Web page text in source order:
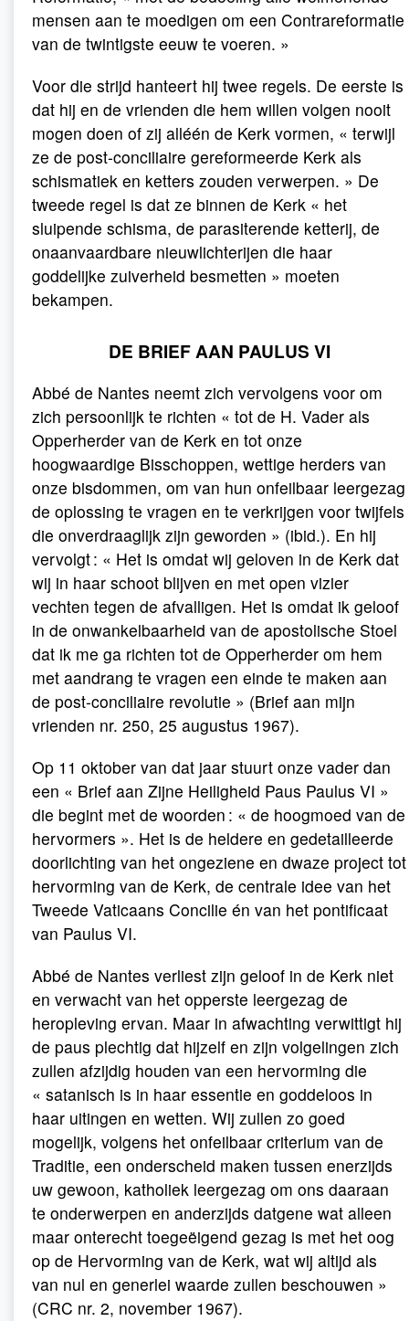
mensen aan te moedigen om een Contrareformatie
van de twintigste eeuw te voeren. »
Voor die strijd hanteert hij twee regels. De eerste is
dat hij en de vrienden die hem willen volgen nooit
mogen doen of zij alléén de Kerk vormen, « terwijl
ze de post-conciliaire gereformeerde Kerk als
schismatiek en ketters zouden verwerpen. » De
tweede regel is dat ze binnen de Kerk « het
sluipende schisma, de parasiterende ketterij, de
onaanvaardbare nieuwlichterijen die haar
goddelijke zuiverheid besmetten » moeten
bekampen.
DE BRIEF AAN PAULUS VI
Abbé de Nantes neemt zich vervolgens voor om
zich persoonlijk te richten « tot de H. Vader als
Opperherder van de Kerk en tot onze
hoogwaardige Bisschoppen, wettige herders van
onze bisdommen, om van hun onfeilbaar leergezag
de oplossing te vragen en te verkrijgen voor twijfels
die onverdraaglijk zijn geworden » (ibid.). En hij
vervolgt : « Het is omdat wij geloven in de Kerk dat
wij in haar schoot blijven en met open vizier
vechten tegen de afvalligen. Het is omdat ik geloof
in de onwankelbaarheid van de apostolische Stoel
dat ik me ga richten tot de Opperherder om hem
met aandrang te vragen een einde te maken aan
de post-conciliaire revolutie » (Brief aan mijn
vrienden nr. 250, 25 augustus 1967).
Op 11 oktober van dat jaar stuurt onze vader dan
een « Brief aan Zijne Heiligheid Paus Paulus VI »
die begint met de woorden : « de hoogmoed van de
hervormers ». Het is de heldere en gedetailleerde
doorlichting van het ongeziene en dwaze project tot
hervorming van de Kerk, de centrale idee van het
Tweede Vaticaans Concilie én van het pontificaat
van Paulus VI.
Abbé de Nantes verliest zijn geloof in de Kerk niet
en verwacht van het opperste leergezag de
heropleving ervan. Maar in afwachting verwittigt hij
de paus plechtig dat hijzelf en zijn volgelingen zich
zullen afzijdig houden van een hervorming die
« satanisch is in haar essentie en goddeloos in
haar uitingen en wetten. Wij zullen zo goed
mogelijk, volgens het onfeilbaar criterium van de
Traditie, een onderscheid maken tussen enerzijds
uw gewoon, katholiek leergezag om ons daaraan
te onderwerpen en anderzijds datgene wat alleen
maar onterecht toegeëigend gezag is met het oog
op de Hervorming van de Kerk, wat wij altijd als
van nul en generlei waarde zullen beschouwen »
(CRC nr. 2, november 1967).